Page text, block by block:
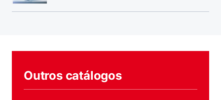
Outros catálogos